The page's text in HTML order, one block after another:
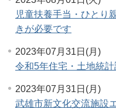
児童扶養手当・ひとり
きが必要です
2023年07月31日(月)
令和5年住宅・土地統
2023年07月31日(月)
武雄市新文化交流施設